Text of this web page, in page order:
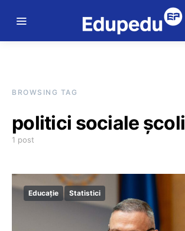
BROWSING TAG
politici sociale școli
1 post
Educație Statistici